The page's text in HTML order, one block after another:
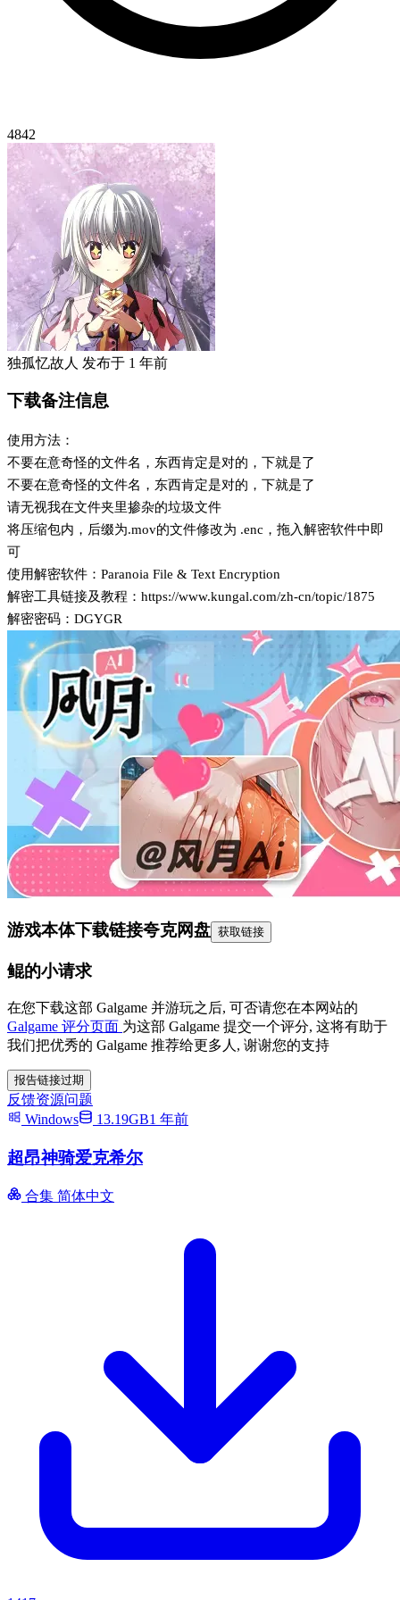
4842
独孤忆故人 发布于 1 年前
下载备注信息
使用方法：
不要在意奇怪的文件名，东西肯定是对的，下就是了
不要在意奇怪的文件名，东西肯定是对的，下就是了
请无视我在文件夹里掺杂的垃圾文件
将压缩包内，后缀为.mov的文件修改为 .enc，拖入解密软件中即
可
使用解密软件：Paranoia File & Text Encryption
解密工具链接及教程：https://www.kungal.com/zh-cn/topic/1875
解密密码：DGYGR
游戏本体下载链接夸克网盘 获取链接
鲲的小请求
在您下载这部 Galgame 并游玩之后, 可否请您在本网站的
Galgame 评分页面 为这部 Galgame 提交一个评分, 这将有助于
我们把优秀的 Galgame 推荐给更多人, 谢谢您的支持
报告链接过期
反馈资源问题
Windows
13.19GB1 年前
超昂神骑爱克希尔
合集 简体中文